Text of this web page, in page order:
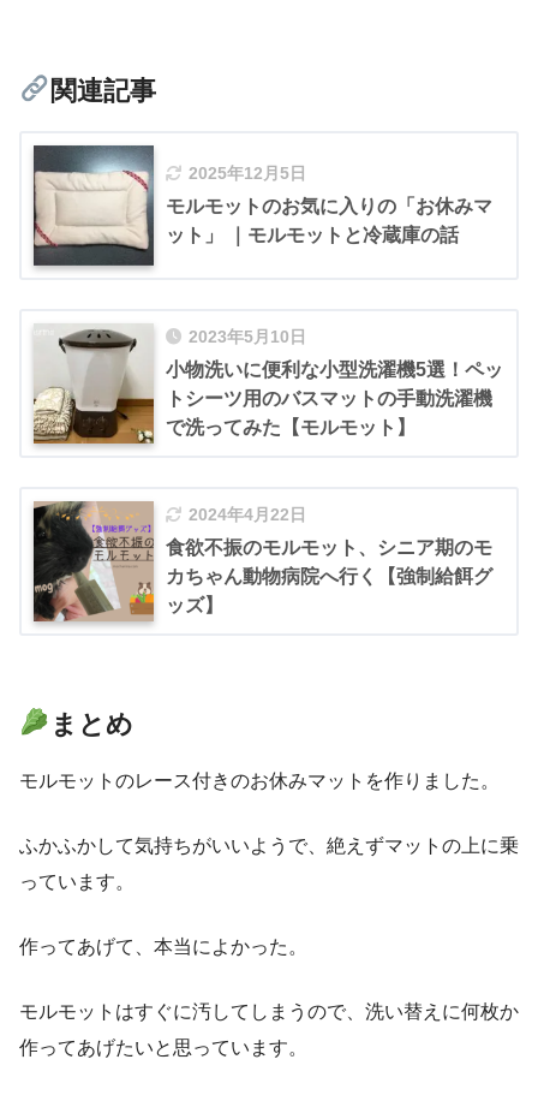
関連記事
2025年12月5日
モルモットのお気に入りの「お休みマ
ット」 ｜モルモットと冷蔵庫の話
2023年5月10日
小物洗いに便利な小型洗濯機5選！ペッ
トシーツ用のバスマットの手動洗濯機
で洗ってみた【モルモット】
2024年4月22日
食欲不振のモルモット、シニア期のモ
カちゃん動物病院へ行く【強制給餌グ
ッズ】
まとめ
モルモットのレース付きのお休みマットを作りました。
ふかふかして気持ちがいいようで、絶えずマットの上に乗
っています。
作ってあげて、本当によかった。
モルモットはすぐに汚してしまうので、洗い替えに何枚か
作ってあげたいと思っています。